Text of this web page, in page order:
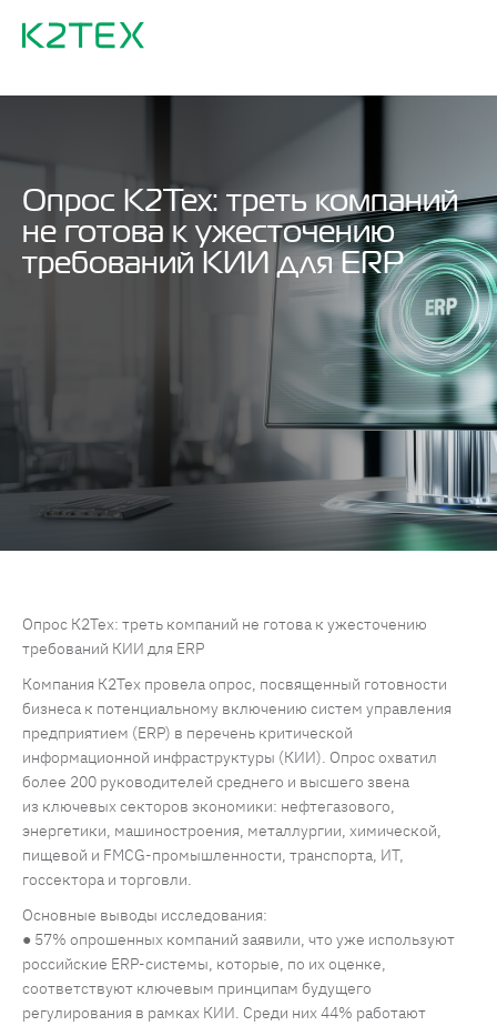
Опрос К2Тех: треть компаний
не готова к ужесточению
требований КИИ для ERP
Опрос К2Тех: треть компаний не готова к ужесточению
требований КИИ для ERP
Компания К2Тех провела опрос, посвященный готовности
бизнеса к потенциальному включению систем управления
предприятием (ERP) в перечень критической
информационной инфраструктуры (КИИ). Опрос охватил
более 200 руководителей среднего и высшего звена
из ключевых секторов экономики: нефтегазового,
энергетики, машиностроения, металлургии, химической,
пищевой и FMCG-промышленности, транспорта, ИТ,
госсектора и торговли.
Основные выводы исследования:
● 57% опрошенных компаний заявили, что уже используют
российские ERP-системы, которые, по их оценке,
соответствуют ключевым принципам будущего
регулирования в рамках КИИ. Среди них 44% работают